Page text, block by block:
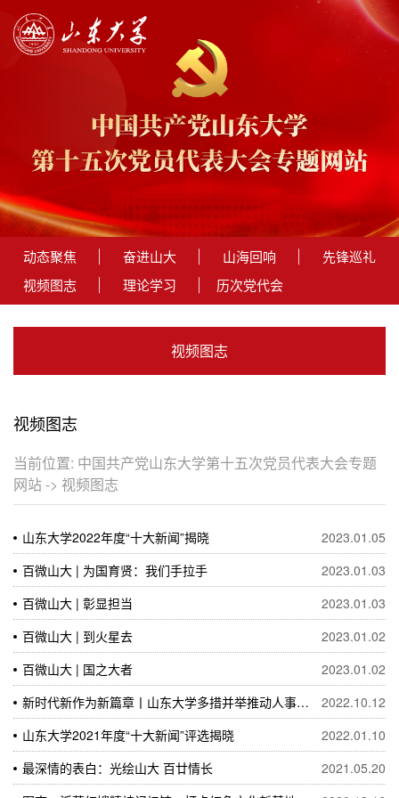
动态聚焦 奋进山大 山海回响
先锋巡礼
视频图志
理论学习 历次党代会
视频图志
视频图志
当前位置: 中国共产党山东大学第十五次党员代表大会专题
网站-> 视频图志
2023.01.05
山东大学2022年度“十大新闻”揭晓
2023.01.03
百微山大 | 为国育贤：我们手拉手
2023.01.03
百微山大 | 彰显担当
2023.01.02
百微山大 | 到火星去
2023.01.02
百微山大 | 国之大者
2022.10.12
新时代新作为新篇章丨山东大学多措并举推动人事人才工作高质量发展纪实
2022.01.10
山东大学2021年度“十大新闻”评选揭晓
2021.05.20
最深情的表白：光绘山大 百廿情长